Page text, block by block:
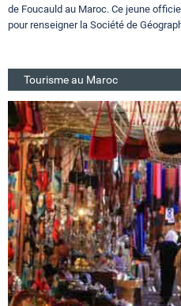
de Foucauld au Maroc. Ce jeune
pour renseigner la Société de
Tourisme au Maroc